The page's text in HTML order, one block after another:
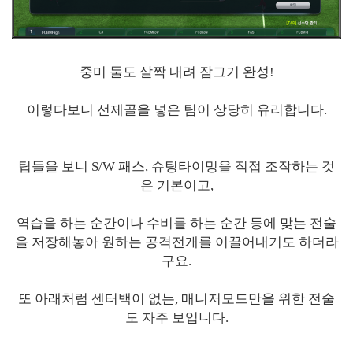
중미 둘도 살짝 내려 잠그기 완성!
이렇다보니 선제골을 넣은 팀이 상당히 유리합니다.
팁들을 보니 S/W 패스, 슈팅타이밍을 직접 조작하는 것
은 기본이고,
역습을 하는 순간이나 수비를 하는 순간 등에 맞는 전술
을 저장해놓아 원하는 공격전개를 이끌어내기도 하더라
구요.
또 아래처럼 센터백이 없는, 매니저모드만을 위한 전술
도 자주 보입니다.